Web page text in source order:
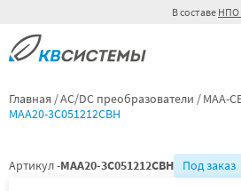
В составе НПО
Главная AC/DC преобразователи МАА-
МАА20-3С051212СВН
Артикул -МАА20-3С051212СВН Под заказ